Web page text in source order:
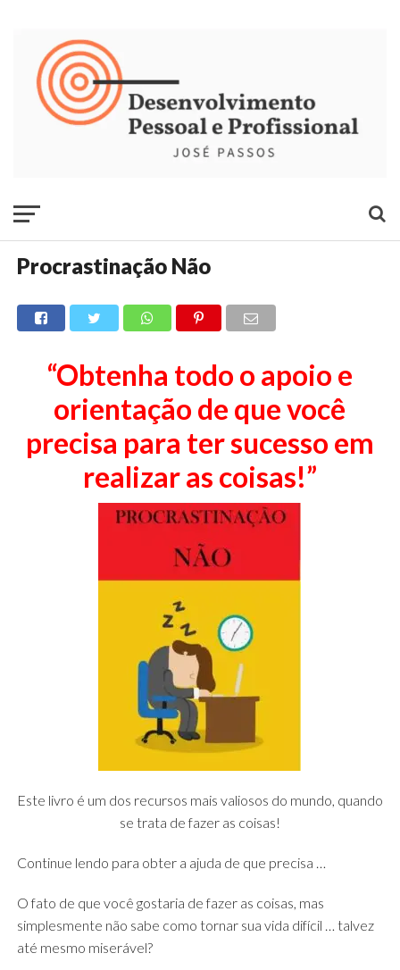
Procrastinação Não
“Obtenha todo o apoio e
orientação de que você
precisa para ter sucesso em
realizar as coisas!”
Este livro é um dos recursos mais valiosos do mundo, quando
se trata de fazer as coisas!
Continue lendo para obter a ajuda de que precisa …
O fato de que você gostaria de fazer as coisas, mas
simplesmente não sabe como tornar sua vida difícil … talvez
até mesmo miserável?